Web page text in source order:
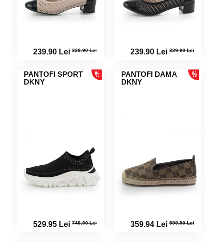
239.90 Lei 329.90 Lei 239.90 Lei329.90 Lei
PANTOFI SPORT
DKNY
529.95 Lei 749.90 Lei
PANTOFI DAMA
DKNY
359.94 Lei599.90 Lei